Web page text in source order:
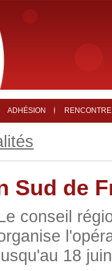
ADHÉSION
Sud de
conseil
18